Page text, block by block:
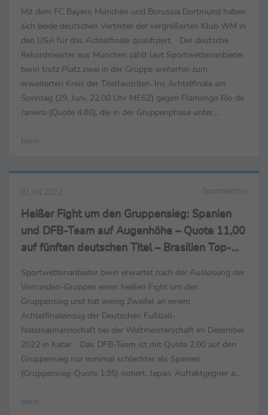
Mit dem FC Bayern München und Borussia Dortmund haben
sich beide deutschen Vertreter der vergrößerten Klub WM in
den USA für das Achtelfinale qualifiziert. Der deutsche
Rekordmeister aus München zählt laut Sportwettenanbieter
bwin trotz Platz zwei in der Gruppe weiterhin zum
erweiterten Kreis der Titelfavoriten. Ins Achtelfinale am
Sonntag (29. Juni, 22.00 Uhr MESZ) gegen Flamengo Rio de
Janeiro (Quote 4,80), die in der Gruppenphase unter
bwin
01.04.2022 Sportwetten
Heißer Fight um den Gruppensieg: Spanien
und DFB-Team auf Augenhöhe – Quote 11,00
auf fünften deutschen Titel – Brasilien Top-
Sportwettenanbieter bwin erwartet nach der Auslosung der
Vorrunden-Gruppen einen heißen Fight um den
Gruppensieg und hat wenig Zweifel an einem
Achtelfinaleinzug der Deutschen Fußball-
Nationalmannschaft bei der Weltmeisterschaft im Dezember
2022 in Katar. Das DFB-Team ist mit Quote 2,00 auf den
Gruppensieg nur minimal schlechter als Spanien
(Gruppensieg-Quote 1,95) notiert. Japan, Auftaktgegner am
den Achtelfinaleinzug wie der vierte...
bwin